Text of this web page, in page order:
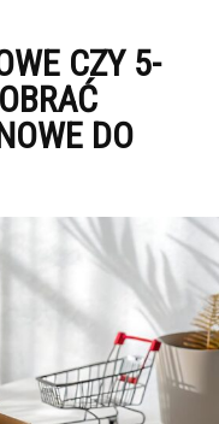
CZY 5-
DO